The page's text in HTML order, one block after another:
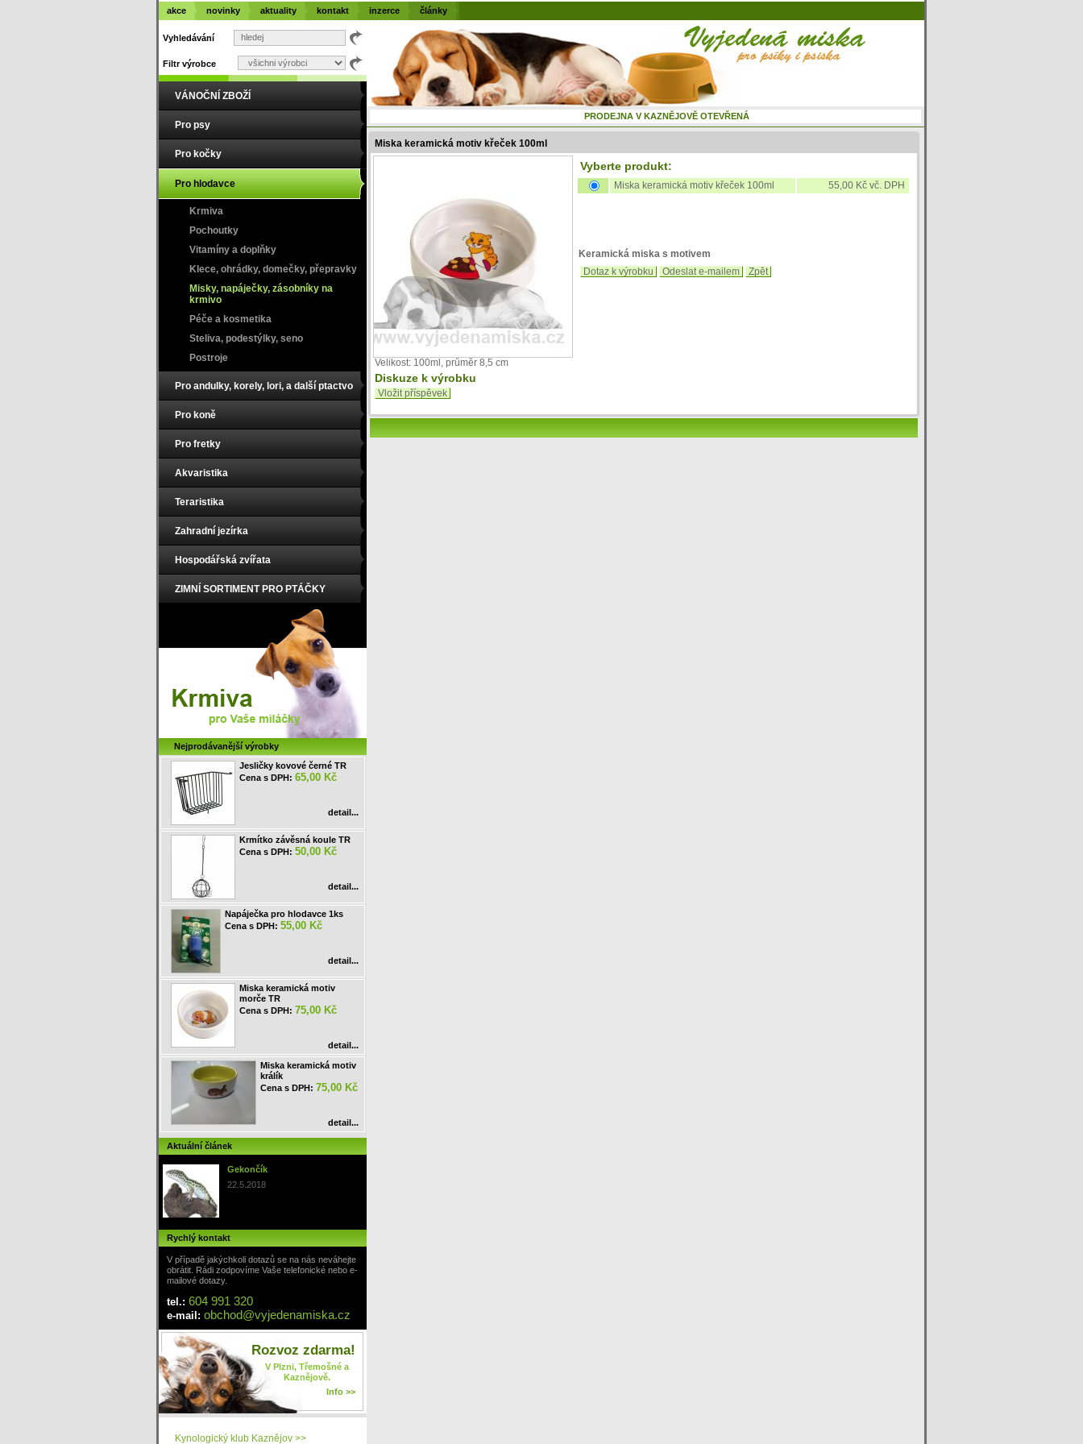
Miska keramická motiv křeček 100ml
Vyberte produkt:
Miska keramická motiv křeček 100ml 55,00 Kč vč. DPH
Keramická miska s motivem
Dotaz k výrobku
Odeslat e-mailem Zpět
Velikost: 100ml, průměr 8,5 cm
Diskuze k výrobku
Vložit příspěvek
PRODEJNA V KAZNĚJOVĚ OTEVŘENÁ
Vyhledávání
Filtr výrobce
VÁNOČNÍ ZBOŽÍ
Pro psy
Pro kočky
Pro hlodavce
Krmiva
Pochoutky
Vitamíny a doplňky
Klece, ohrádky, domečky, přepravky
Misky, napáječky, zásobníky na
krmivo
Péče a kosmetika
Steliva, podestýlky, seno
Postroje
Pro andulky, korely, lori, a další ptactvo
Pro koně
Pro fretky
Akvaristika
Teraristika
Zahradní jezírka
Hospodářská zvířata
ZIMNÍ SORTIMENT PRO PTÁČKY
Nejprodávanější výrobky
Jesličky kovové černé TR
Cena s DPH: 65,00 Kč
detail...
Krmítko závěsná koule TR
Cena s DPH: 50,00 Kč
detail...
Napáječka pro hlodavce 1ks
Cena s DPH: 55,00 Kč
detail...
Miska keramická motiv
morče TR
Cena s DPH: 75,00 Kč
detail...
Miska keramická motiv
králík
Cena s DPH: 75,00 Kč
detail...
Aktuální článek
Gekončík
22.5.2018
Rychlý kontakt
V případě jakýchkoli dotazů se na nás neváhejte
obrátit. Rádi zodpovíme Vaše telefonické nebo e-
mailové dotazy.
tel.: 604 991 320
e-mail: obchod@vyjedenamiska.cz
Rozvoz zdarma!
V Plzni, Třemošné a
Kaznějově.
Info >>
Kynologický klub Kaznějov >>
akce novinky aktuality kontakt inzerce články